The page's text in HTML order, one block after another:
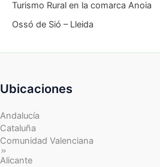
Turismo Rural en la comarca Anoia
Ossó de Sió – Lleida
Ubicaciones
Andalucía
Cataluña
Comunidad Valenciana
Alicante